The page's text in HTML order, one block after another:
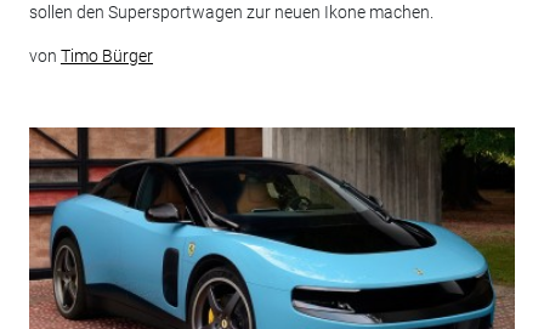
sollen den Supersportwagen zur neuen Ikone machen.
von Timo Bürger